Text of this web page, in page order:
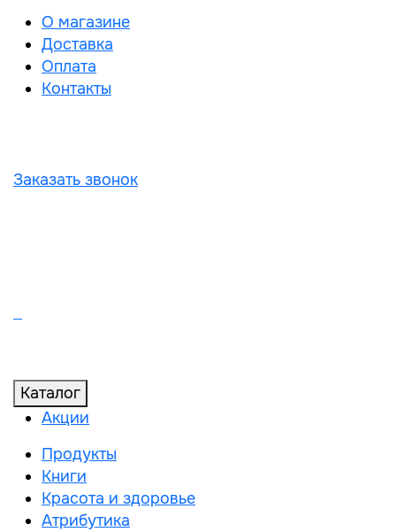
О магазине
Доставка
Оплата
Контакты
Заказать звонок
Каталог
Акции
Продукты
Книги
Красота и здоровье
Атрибутика